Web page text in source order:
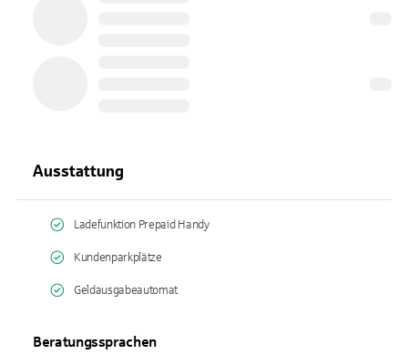
Ausstattung
Ladefunktion Prepaid Handy
Kundenparkplätze
Geldausgabeautomat
Beratungssprachen